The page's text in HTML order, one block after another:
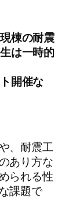
棟の耐震
は一時的
開催な
、耐震工
あり方な
られる性
課題で